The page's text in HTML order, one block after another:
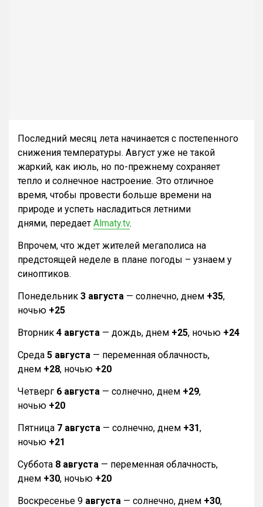
Последний месяц лета начинается с постепенного
снижения температуры. Август уже не такой
жаркий, как июль, но по-прежнему сохраняет
тепло и солнечное настроение. Это отличное
время, чтобы провести больше времени на
природе и успеть насладиться летними
днями, передает Almaty.tv.
Впрочем, что ждет жителей мегаполиса на
предстоящей неделе в плане погоды – узнаем у
синоптиков.
Понедельник 3 августа — солнечно, днем +35,
ночью +25
Вторник 4 августа — дождь, днем +25, ночью +24
Среда 5 августа — переменная облачность,
днем +28, ночью +20
Четверг 6 августа — солнечно, днем +29,
ночью +20
Пятница 7 августа — солнечно, днем +31,
ночью +21
Суббота 8 августа — переменная облачность,
днем +30, ночью +20
Воскресенье 9 августа — солнечно, днем +30,